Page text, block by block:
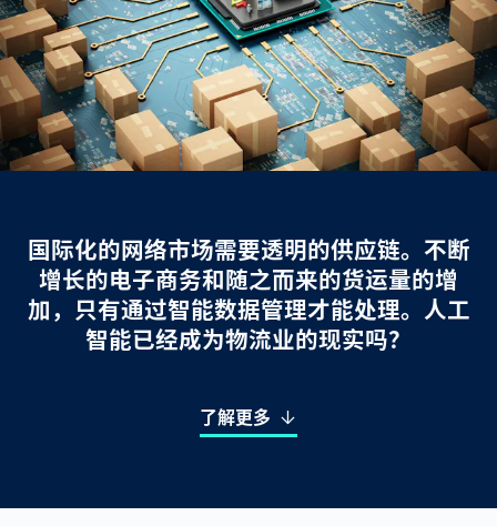
国际化的网络市场需要透明的供应链。不断
增长的电子商务和随之而来的货运量的增
加，只有通过智能数据管理才能处理。人工
智能已经成为物流业的现实吗？
了解更多